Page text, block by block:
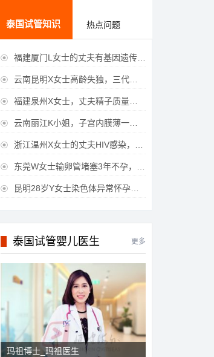
泰国试管知识 热点问题
 福建厦门L女士的丈夫有基因遗传疾病，三代试管生育健康宝宝
 云南昆明X女士高龄失独，三代试管助她重获女儿
 福建泉州X女士，丈夫精子质量差，三代试管获得男宝宝
 云南丽江K小姐，子宫内膜薄一直未孕，三代试管一次成功获得
 浙江温州X女士的丈夫HIV感染，三代试管成功获得女宝宝
 东莞W女士输卵管堵塞3年不孕，泰国三代试管喜获
 昆明28岁Y女士染色体异常怀孕难，泰国三代试管成功好孕
泰国试管婴儿医生 更多
玛祖博士_玛祖医生